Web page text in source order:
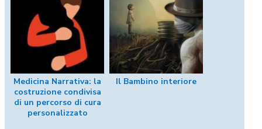
Medicina Narrativa: la
costruzione condivisa
di un percorso di cura
personalizzato
Il Bambino interiore